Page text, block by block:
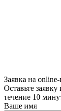
Заявка на
Оставьте
течение 10
Ваше имя